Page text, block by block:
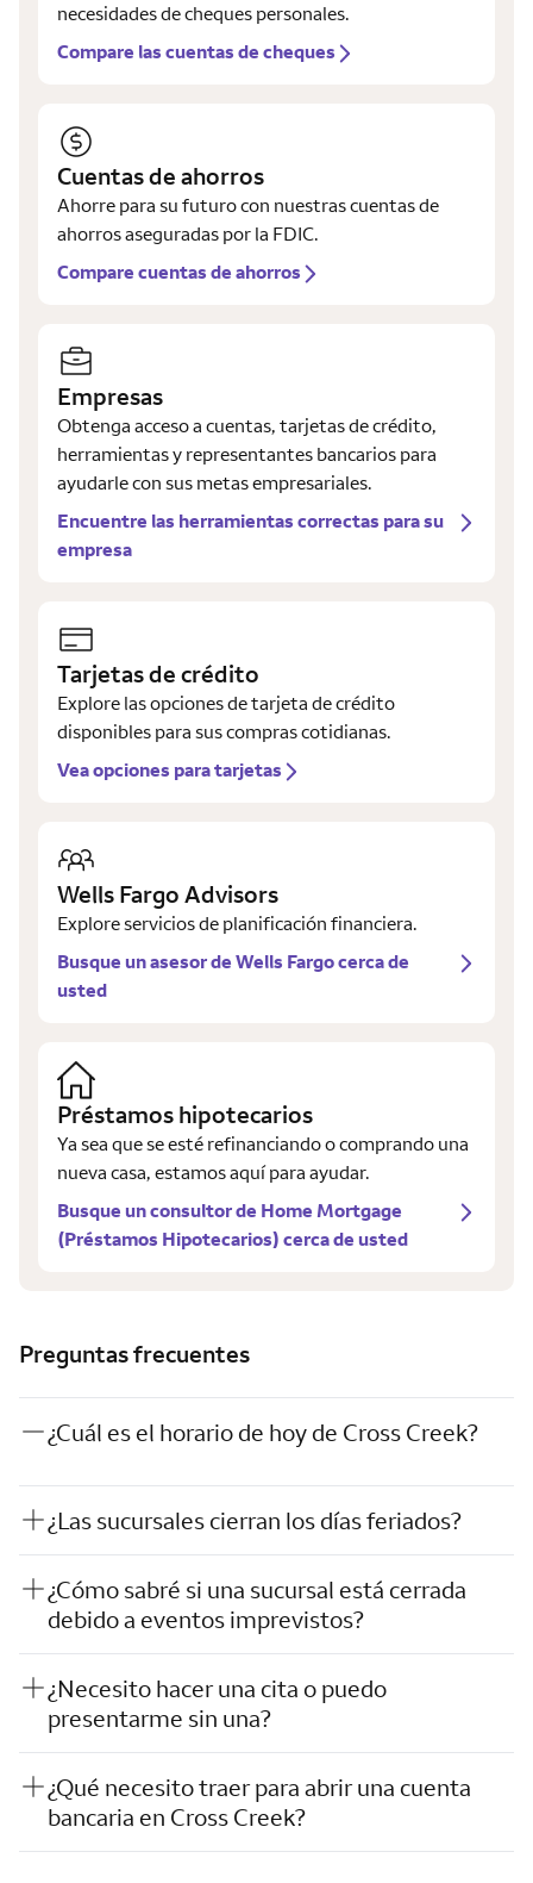
necesidades de cheques personales.
Compare las cuentas de cheques
Cuentas de ahorros
Ahorre para su futuro con nuestras cuentas de
ahorros aseguradas por la FDIC.
Compare cuentas de ahorros
Empresas
Obtenga acceso a cuentas, tarjetas de crédito,
herramientas y representantes bancarios para
ayudarle con sus metas empresariales.
Encuentre las herramientas correctas para su
empresa
Tarjetas de crédito
Explore las opciones de tarjeta de crédito
disponibles para sus compras cotidianas.
Vea opciones para tarjetas
Wells Fargo Advisors
Explore servicios de planificación financiera.
Busque un asesor de Wells Fargo cerca de
usted
Préstamos hipotecarios
Ya sea que se esté refinanciando o comprando una
nueva casa, estamos aquí para ayudar.
Busque un consultor de Home Mortgage
(Préstamos Hipotecarios) cerca de usted
Preguntas frecuentes
¿Cuál es el horario de hoy de Cross Creek?
¿Las sucursales cierran los días feriados?
¿Cómo sabré si una sucursal está cerrada
debido a eventos imprevistos?
¿Necesito hacer una cita o puedo
presentarme sin una?
¿Qué necesito traer para abrir una cuenta
bancaria en Cross Creek?